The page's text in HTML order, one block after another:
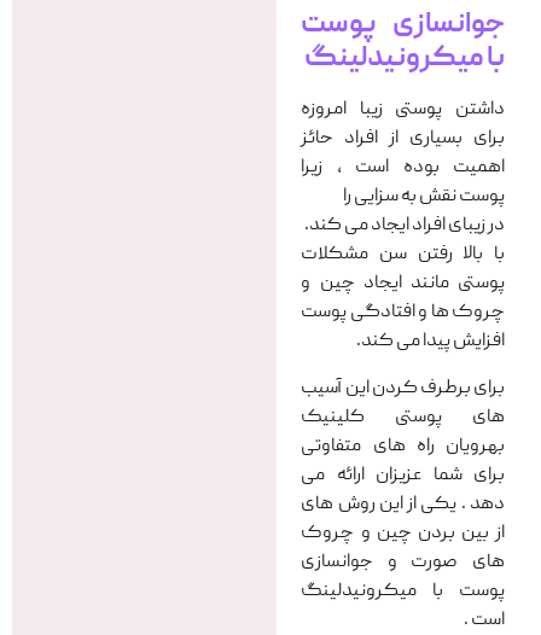
جوانسازی پوست
با میکرونیدلینگ
داشتن پوستی زیبا امروزه
برای بسیاری از افراد حائز
اهمیت بوده است , زیرا
پوست نقش به سزایی را
در زیبای افراد ایجاد می کند.
با بالا رفتن سن مشکلات
پوستی مانند ایجاد چین و
چروک ها و افتادگی پوست
افزایش پیدا می کند.
برای برطرف کردن این آسیب
های پوستی کلینیک
بهرویان راه های متفاوتی
برای شما عزیزان ارائه می
دهد . یکی از این روش های
از بین بردن چین و چروک
های صورت و جوانسازی
پوست با میکرونیدلینگ
است .